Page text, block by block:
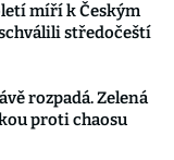
míří k Českým
středočeští
rozpadá. Zelená
proti chaosu